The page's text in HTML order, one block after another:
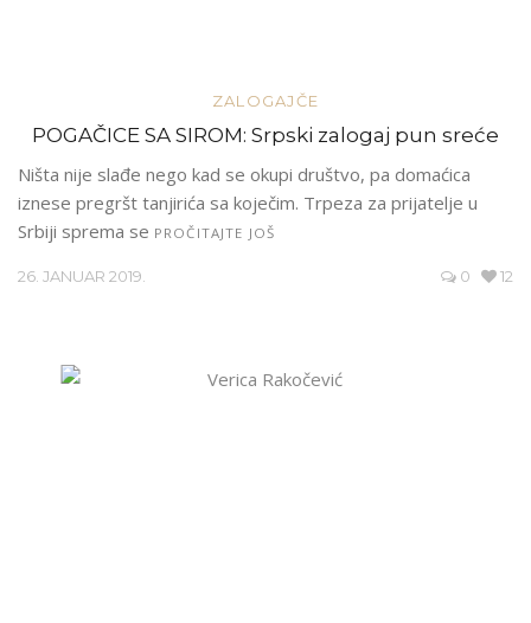
ZALOGAJČE
POGAČICE SA SIROM: Srpski zalogaj pun sreće
Ništa nije slađe nego kad se okupi društvo, pa domaćica
iznese pregršt tanjirića sa koječim. Trpeza za prijatelje u
Srbiji sprema se PROČITAJTE JOŠ
26. JANUAR 2019. 0 12